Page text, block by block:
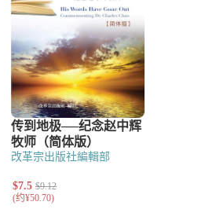
改革宗出版社編輯部